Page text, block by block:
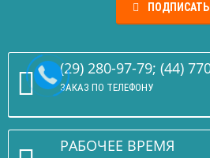
(29) 280-97-79; (44)
ЗАКАЗ ПО ТЕЛЕФОНУ
РАБОЧЕЕ ВРЕМЯ